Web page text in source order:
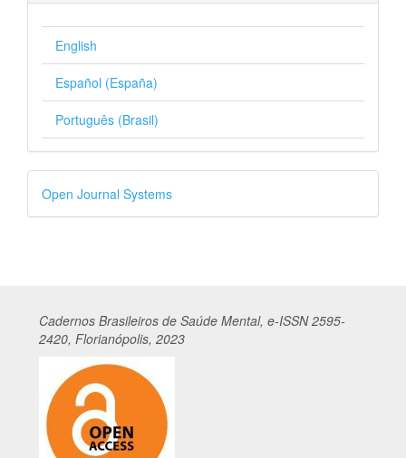
English
Español (España)
Português (Brasil)
Desenvolvido
por
Open Journal Systems
Cadernos Brasileiros de Saúde Mental, e-ISSN 2595-
2420, Florianópolis, 2023